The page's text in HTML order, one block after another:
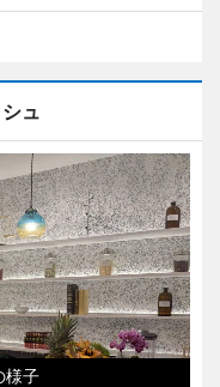
ュ
様子